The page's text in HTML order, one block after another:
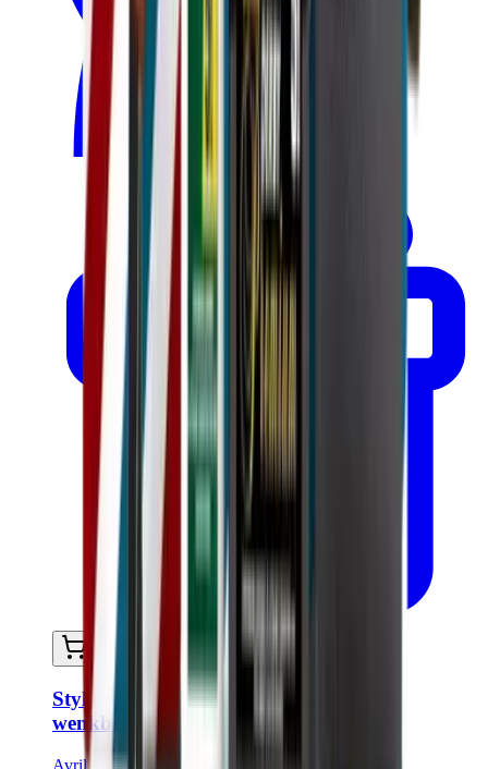
Styling- en fixeer-gel voor haar en
wenkbrauwen
Avril